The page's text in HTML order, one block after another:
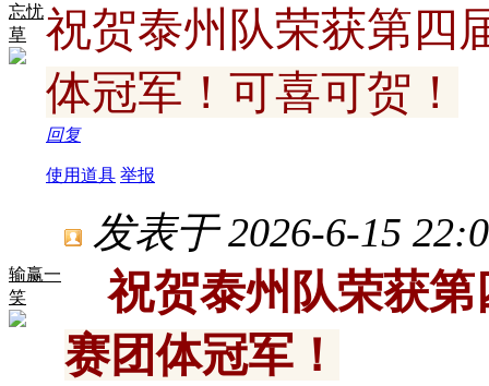
忘忧
草
祝贺泰州队荣获第四
体冠军！可喜可贺！
回复
使用道具 举报
输赢一
笑
发表于 2026-6-15
祝贺泰州队荣获第
赛团体冠军！